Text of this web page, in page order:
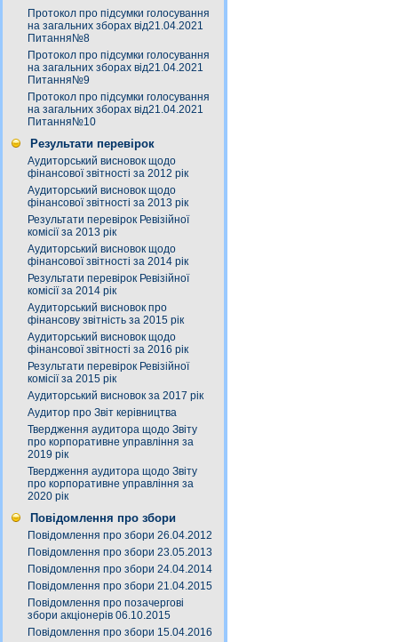
Протокол про підсумки голосування
на загальних зборах від21.04.2021
Питання№8
Протокол про підсумки голосування
на загальних зборах від21.04.2021
Питання№9
Протокол про підсумки голосування
на загальних зборах від21.04.2021
Питання№10
Результати перевірок
Аудиторський висновок щодо
фінансової звітності за 2012 рік
Аудиторський висновок щодо
фінансової звітності за 2013 рік
Результати перевірок Ревізійної
комісії за 2013 рік
Аудиторський висновок щодо
фінансової звітності за 2014 рік
Результати перевірок Ревізійної
комісії за 2014 рік
Аудиторський висновок про
фінансову звітність за 2015 рік
Аудиторський висновок щодо
фінансової звітності за 2016 рік
Результати перевірок Ревізійної
комісії за 2015 рік
Аудиторський висновок за 2017 рік
Аудитор про Звіт керівництва
Твердження аудитора щодо Звіту
про корпоративне управління за
2019 рік
Твердження аудитора щодо Звіту
про корпоративне управління за
2020 рік
Повідомлення про збори
Повідомлення про збори 26.04.2012
Повідомлення про збори 23.05.2013
Повідомлення про збори 24.04.2014
Повідомлення про збори 21.04.2015
Повідомлення про позачергові
збори акціонерів 06.10.2015
Повідомлення про збори 15.04.2016